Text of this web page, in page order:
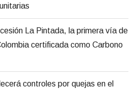
La Pintada, la primera vía de
certificada como Carbono
controles por quejas en el